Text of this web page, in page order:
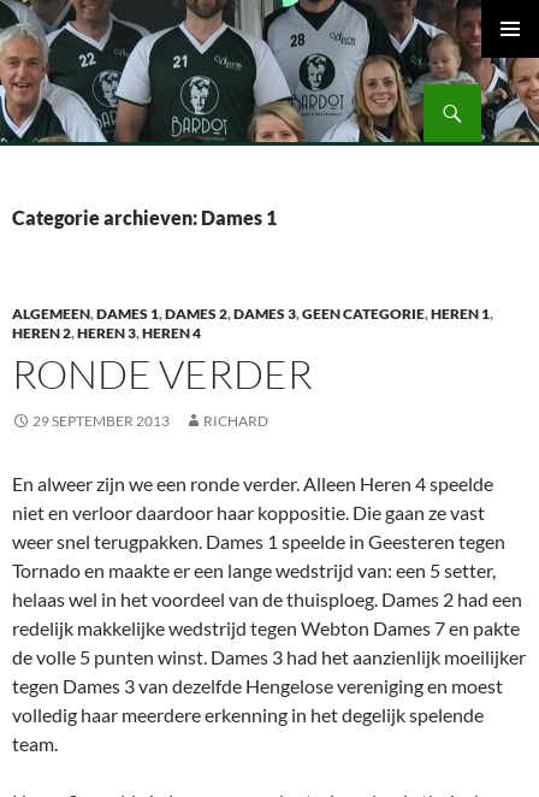
Ga
naar
de
inhoud
Volleybalvereniging Vips Bardot
Zoeken
MENU
Categorie archieven: Dames 1
ALGEMEEN,DAMES 1,DAMES 2,DAMES 3,GEEN CATEGORIE,HEREN 1,
HEREN 2,HEREN 3,HEREN 4
RONDE VERDER
29 SEPTEMBER 2013 RICHARD
En alweer zijn we een ronde verder. Alleen Heren 4 speelde
niet en verloor daardoor haar koppositie. Die gaan ze vast
weer snel terugpakken. Dames 1 speelde in Geesteren tegen
Tornado en maakte er een lange wedstrijd van: een 5 setter,
helaas wel in het voordeel van de thuisploeg. Dames 2 had een
redelijk makkelijke wedstrijd tegen Webton Dames 7 en pakte
de volle 5 punten winst. Dames 3 had het aanzienlijk moeilijker
tegen Dames 3 van dezelfde Hengelose vereniging en moest
volledig haar meerdere erkenning in het degelijk spelende
team.